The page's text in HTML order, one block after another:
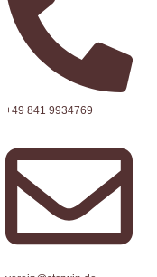
+49 841 9934769